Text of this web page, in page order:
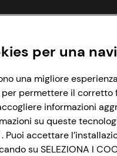
BOLOGNA
Imprese
per una
una migliore
permettere il corretto
informazioni
su queste
Puoi accettare
su SELEZIONA I